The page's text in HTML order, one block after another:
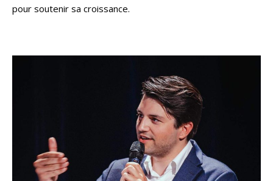
pour soutenir sa croissance.